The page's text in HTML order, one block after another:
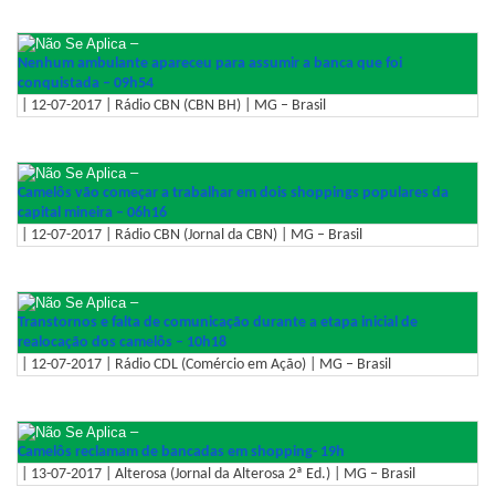
–
Nenhum ambulante apareceu para assumir a banca que foi
conquistada – 09h54
| 12-07-2017 | Rádio CBN (CBN BH) | MG – Brasil
–
Camelôs vão começar a trabalhar em dois shoppings populares da
capital mineira – 06h16
| 12-07-2017 | Rádio CBN (Jornal da CBN) | MG – Brasil
–
Transtornos e falta de comunicação durante a etapa inicial de
realocação dos camelôs – 10h18
| 12-07-2017 | Rádio CDL (Comércio em Ação) | MG – Brasil
–
Camelôs reclamam de bancadas em shopping- 19h
| 13-07-2017 | Alterosa (Jornal da Alterosa 2ª Ed.) | MG – Brasil